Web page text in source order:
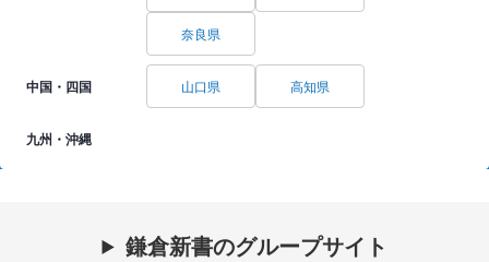
奈良県
中国・四国 山口県 高知県
九州・沖縄
鎌倉新書のグループサイト